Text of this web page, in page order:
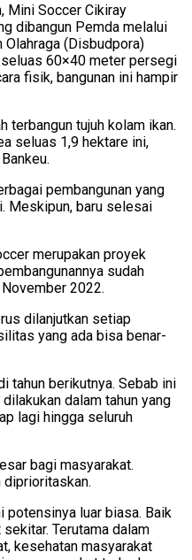
Mini Soccer Cikiray
dibangun Pemda melalui
Olahraga (Disbudpora)
seluas 60×40 meter persegi
fisik, bangunan ini hampir
terbangun tujuh kolam ikan.
seluas 1,9 hektare ini,
pembangunan yang
Meskipun, baru selesai
merupakan proyek
sudah
November 2022.
dilanjutkan setiap
yang ada bisa benar-
tahun berikutnya. Sebab ini
dalam tahun yang
lagi hingga seluruh
bagi masyarakat.
diprioritaskan.
potensinya luar biasa. Baik
Terutama dalam
kesehatan masyarakat